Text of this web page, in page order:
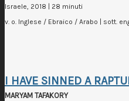
Israele, 2018 | 28 minuti
v. o. Inglese / Ebraico / Arabo | sott.
I HAVE SINNED A
MARYAM TAFAKORY